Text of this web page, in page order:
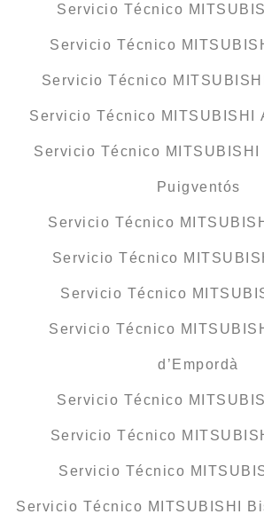
Servicio Técnico
Servicio Técnico
Servicio Técnico
Servicio Técnico MITSUBISHI
Servicio Técnico
Puigventós
Servicio Técnico
Servicio Técnico
Servicio Técnico
Servicio Técnico
d’Empordà
Servicio Técnico
Servicio Técnico
Servicio Técnico
Servicio Técnico MITSUBISHI